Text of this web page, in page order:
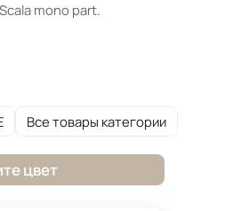
mono part.
Все товары категории
цвет